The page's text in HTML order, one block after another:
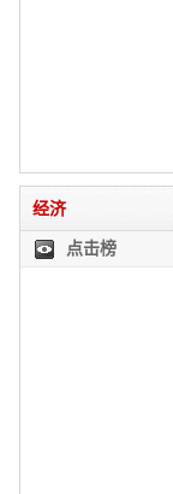
经济
点击榜